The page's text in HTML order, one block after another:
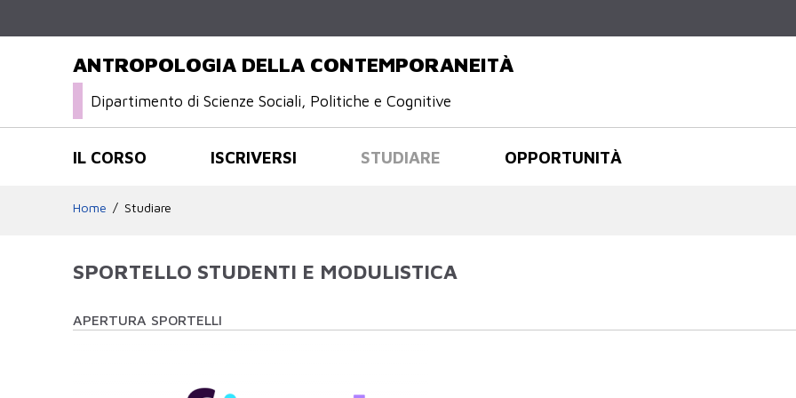
ANTROPOLOGIA DELLA CONTEMPORANEITÀ
Dipartimento di Scienze Sociali, Politiche e Cognitive
IL CORSO ISCRIVERSI STUDIARE OPPORTUNITÀ
Home Studiare
SPORTELLO STUDENTI E MODULISTICA
APERTURA SPORTELLI